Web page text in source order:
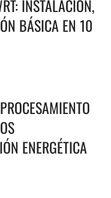
INSTALACIÓN,
BÁSICA EN 10
ENERGÉTICA